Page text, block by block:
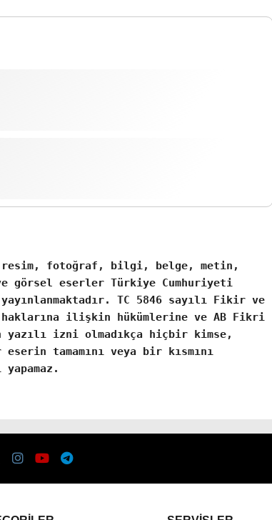
resim, fotoğraf, bilgi, belge, metin,
görsel eserler Türkiye Cumhuriyeti
yayınlanmaktadır. TC 5846 sayılı Fikir ve
ilişkin hükümlerine ve AB Fikri
yazılı izni olmadıkça hiçbir kimse,
tamamını veya bir kısmını